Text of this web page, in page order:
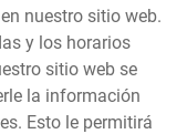
nuestro sitio web.
y los horarios
sitio web se
la información
Esto le permitirá